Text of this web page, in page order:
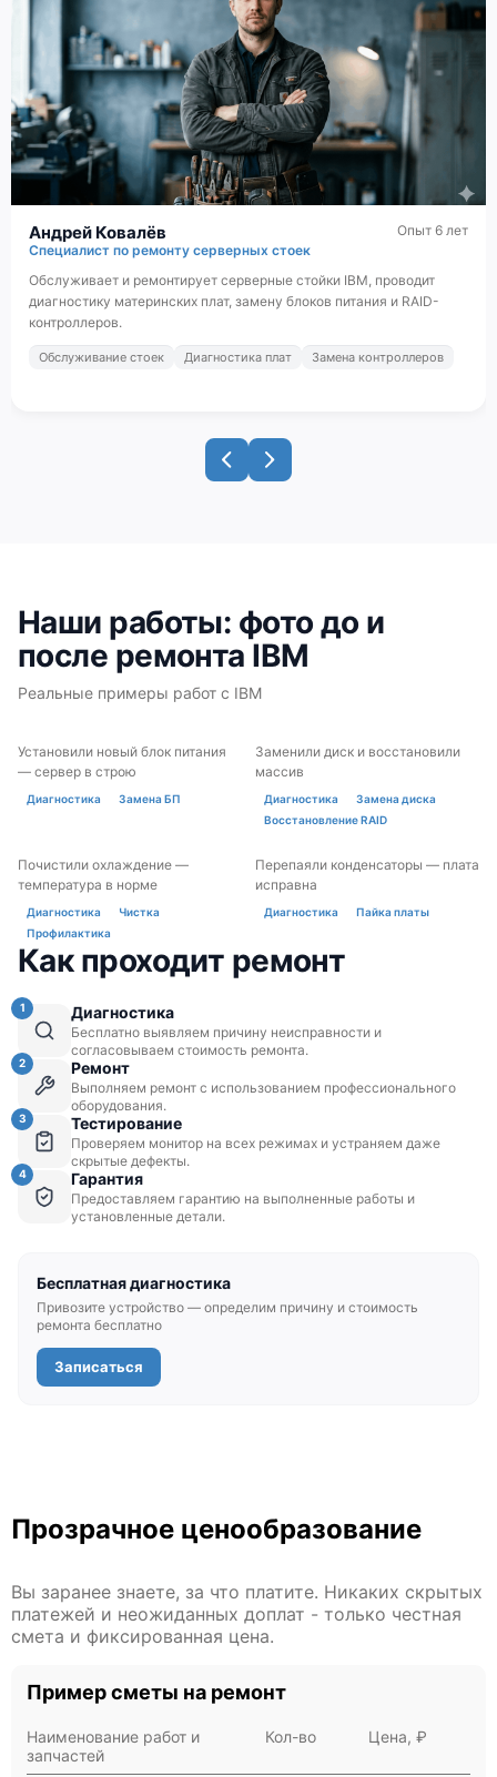
Андрей Ковалёв
Специалист по ремонту серверных стоек
Опыт 6 лет
Обслуживает и ремонтирует серверные стойки IBM, проводит
диагностику материнских плат, замену блоков питания и RAID-
контроллеров.
Обслуживание стоек Диагностика плат Замена контроллеров
Наши работы: фото до и
после ремонта IBM
Реальные примеры работ с IBM
ДО ПОСЛЕ
Установили новый блок питания
— сервер в строю
Диагностика Замена БП
ДО ПОСЛЕ
Заменили диск и восстановили
массив
Диагностика
Замена диска
Восстановление RAID
ДО ПОСЛЕ
Почистили охлаждение —
температура в норме
Диагностика
Чистка
Профилактика
ДО ПОСЛЕ
Перепаяли конденсаторы — плата
исправна
Диагностика Пайка платы
Как проходит ремонт
1 Диагностика
Бесплатно выявляем причину неисправности и
согласовываем стоимость ремонта.
2 Ремонт
Выполняем ремонт с использованием профессионального
оборудования.
3 Тестирование
Проверяем монитор на всех режимах и устраняем даже
скрытые дефекты.
4 Гарантия
Предоставляем гарантию на выполненные работы и
установленные детали.
Бесплатная диагностика
Привозите устройство — определим причину и стоимость
ремонта бесплатно
Записаться
Прозрачное ценообразование
Вы заранее знаете, за что платите. Никаких скрытых
платежей и неожиданных доплат - только честная
смета и фиксированная цена.
Пример сметы на ремонт
Наименование работ и
запчастей
Кол-во Цена, ₽